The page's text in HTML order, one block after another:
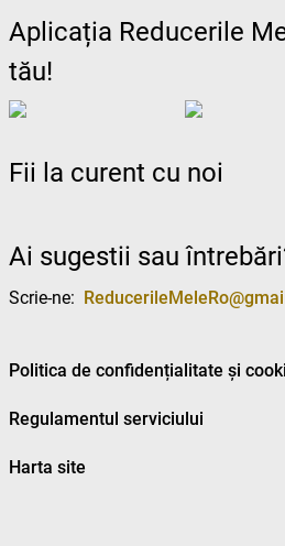
Aplicația Reducerile
tău!
Fii la curent cu noi
Ai sugestii sau
Scrie-ne:
Politica de confidențialitate și
Regulamentul serviciului
Harta site